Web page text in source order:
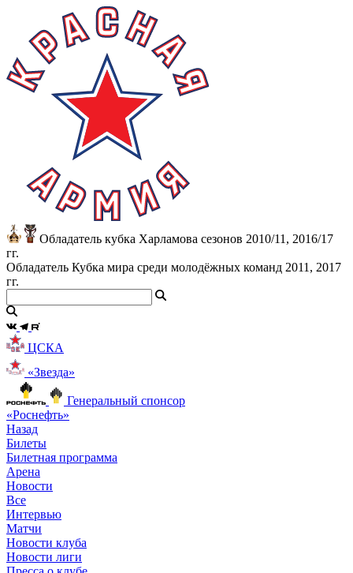
Обладатель кубка Харламова сезонов 2010/11, 2016/17
гг.
Обладатель Кубка мира среди молодёжных команд 2011, 2017
гг.
ЦСКА
«Звезда»
Генеральный спонсор
«Роснефть»
Назад
Билеты
Билетная программа
Арена
Новости
Все
Интервью
Матчи
Новости клуба
Новости лиги